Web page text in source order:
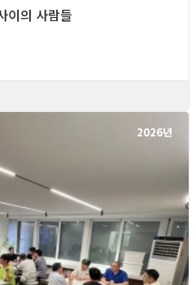
이의 사람들
2026년